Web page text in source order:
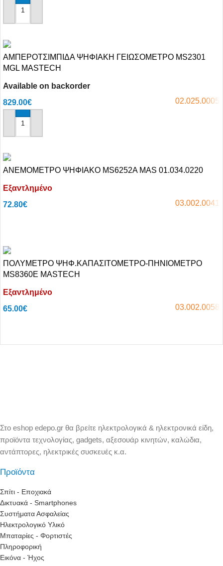
Αγόρασε το
ΑΜΠΕΡΟΤΣΙΜΠΙΔΑ ΨΗΦΙΑΚΗ ΓΕΙΩΣΟΜΕΤΡΟ MS2301
MGL MASTECH
Available on backorder
829.00€ 02.025.0005
Αγόρασε το
ΑΝΕΜΟΜΕΤΡΟ ΨΗΦΙΑΚΟ MS6252A MAS 01.034.0220
Εξαντλημένο
72.80€ 03.002.0041
ΠΟΛΥΜΕΤΡΟ ΨΗΦ.ΚΑΠΑΣΙΤΟΜΕΤΡΟ-ΠΗΝΙΟΜΕΤΡΟ
MS8360E MASTECH
Εξαντλημένο
65.00€ 03.002.0058
Στο eshop edepo.gr θα βρείτε ηλεκτρολογικά & ηλεκτρονικά είδη,
προϊόντα τεχνολογίας, gadgets, αξεσουάρ κινητών, καλώδια,
αντάπτορες, ηλεκτρικές συσκευές κ.α.
Προϊόντα
Σπίτι - Εποχιακά
Δικτυακά - Smartphones
Συστήματα Ασφαλείας
Ηλεκτρολογικό Υλικό
Μπαταρίες - Φορτιστές
Πληροφορική
Εικόνα - Ήχος